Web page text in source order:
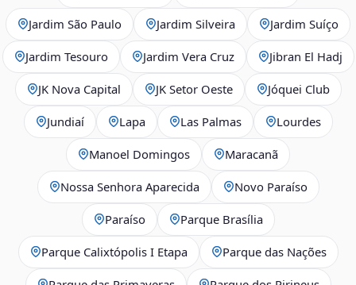
Jardim São Paulo Jardim Silveira Jardim Suíço
Jardim Tesouro Jardim Vera Cruz Jibran El Hadj
JK Nova Capital JK Setor Oeste Jóquei Club
Jundiaí Lapa Las Palmas Lourdes
Manoel Domingos Maracanã
Nossa Senhora Aparecida Novo Paraíso
Paraíso Parque Brasília
Parque Calixtópolis I Etapa Parque das Nações